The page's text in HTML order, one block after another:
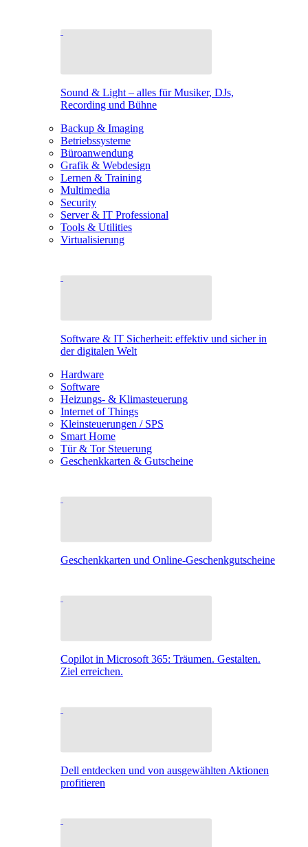
Sound & Light – alles für Musiker, DJs,
Recording und Bühne
Backup & Imaging
Betriebssysteme
Büroanwendung
Grafik & Webdesign
Lernen & Training
Multimedia
Security
Server & IT Professional
Tools & Utilities
Virtualisierung
Software & IT Sicherheit: effektiv und sicher in
der digitalen Welt
Hardware
Software
Heizungs- & Klimasteuerung
Internet of Things
Kleinsteuerungen / SPS
Smart Home
Tür & Tor Steuerung
Geschenkkarten & Gutscheine
Geschenkkarten und Online-Geschenkgutscheine
Copilot in Microsoft 365: Träumen. Gestalten.
Ziel erreichen.
Dell entdecken und von ausgewählten Aktionen
profitieren